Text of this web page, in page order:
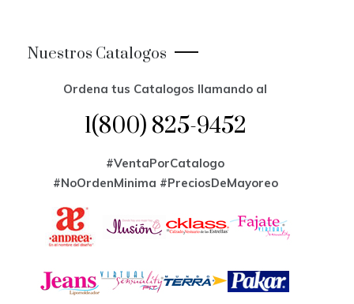
Nuestros Catalogos
Ordena tus Catalogos llamando al
1(800) 825-9452
#VentaPorCatalogo
#NoOrdenMinima #PreciosDeMayoreo